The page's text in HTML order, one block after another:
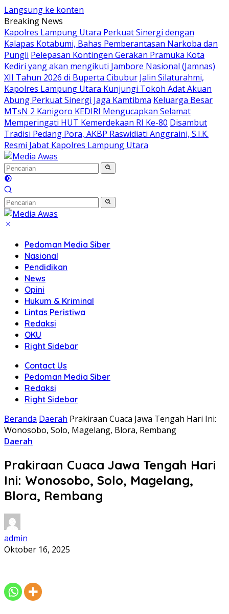
Langsung ke konten
Breaking News
Kapolres Lampung Utara Perkuat Sinergi dengan
Kalapas Kotabumi, Bahas Pemberantasan Narkoba dan
Pungli Pelepasan Kontingen Gerakan Pramuka Kota
Kediri yang akan mengikuti Jambore Nasional (Jamnas)
XII Tahun 2026 di Buperta Cibubur Jalin Silaturahmi,
Kapolres Lampung Utara Kunjungi Tokoh Adat Akuan
Abung Perkuat Sinergi Jaga Kamtibma Keluarga Besar
MTsN 2 Kanigoro KEDIRI Mengucapkan Selamat
Memperingati HUT Kemerdekaan RI Ke-80 Disambut
Tradisi Pedang Pora, AKBP Raswidiati Anggraini, S.I.K.
Resmi Jabat Kapolres Lampung Utara
Pedoman Media Siber
Nasional
Pendidikan
News
Opini
Hukum & Kriminal
Lintas Peristiwa
Redaksi
OKU
Right Sidebar
Contact Us
Pedoman Media Siber
Redaksi
Right Sidebar
Beranda Daerah Prakiraan Cuaca Jawa Tengah Hari Ini:
Wonosobo, Solo, Magelang, Blora, Rembang
Daerah
Prakiraan Cuaca Jawa Tengah Hari
Ini: Wonosobo, Solo, Magelang,
Blora, Rembang
admin
Oktober 16, 2025